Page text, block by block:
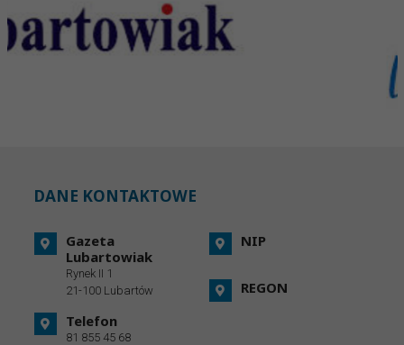
DANE KONTAKTOWE
Gazeta
Lubartowiak
Rynek II 1
21-100 Lubartów
Telefon
81 855 45 68
NIP
REGON